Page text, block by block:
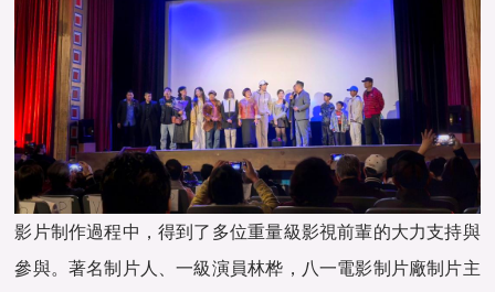
影片制作過程中，得到了多位重量級影視前輩的大力支持與
參與。著名制片人、一級演員林桦，八一電影制片廠制片主